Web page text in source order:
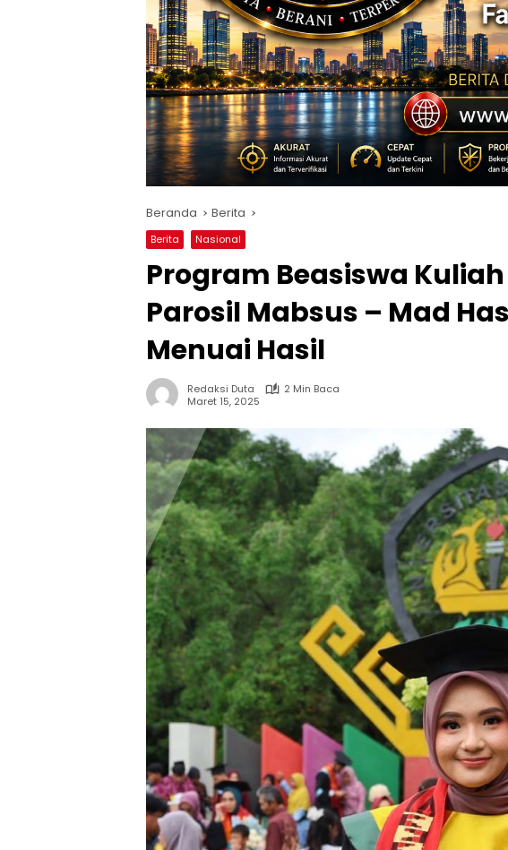
Beranda Berita
Berita Nasional
Program Beasiswa
Parosil Mabsus – Mad
Menuai Hasil
Redaksi Duta
2 Min Baca
Maret 15, 2025